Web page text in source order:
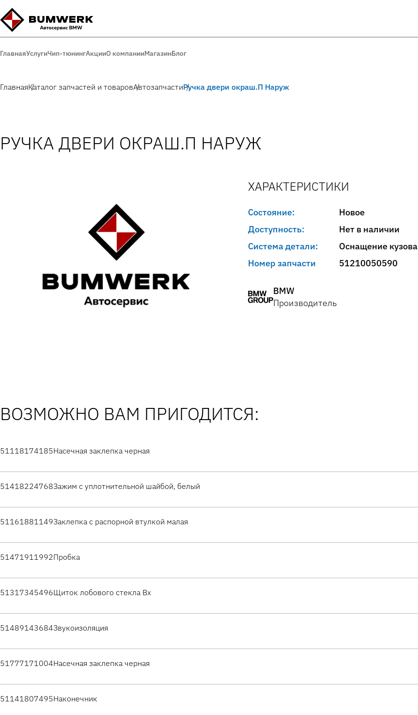
ГлавнаяУслугиЧип-тюнингАкцииО компанииМагазинБлог
ГлавнаяКаталог запчастей и товаровАвтозапчастиРучка двери окраш.П Наруж
РУЧКА ДВЕРИ ОКРАШ.П НАРУЖ
ХАРАКТЕРИСТИКИ
Состояние:
Новое
Доступность:
Нет в наличии
Система детали:
Оснащение кузова
Номер запчасти
51210050590
BMW
Производитель
ВОЗМОЖНО ВАМ ПРИГОДИТСЯ:
51118174185Насечная заклепка черная
51418224768Зажим с уплотнительной шайбой, белый
51161881149Заклепка с распорной втулкой малая
51471911992Пробка
51317345496Щиток лобового стекла Вх
51489143684Звукоизоляция
51777171004Насечная заклепка черная
51141807495Наконечник